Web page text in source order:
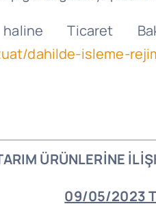
Ticaret
dahilde-isleme-
ÜRÜNLERİNE
09/05/2023